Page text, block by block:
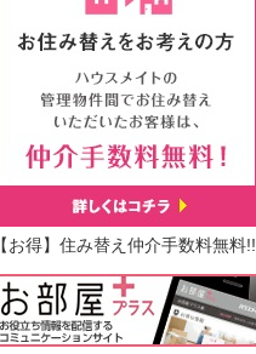
【お得】住み替え仲介手数料無料!!